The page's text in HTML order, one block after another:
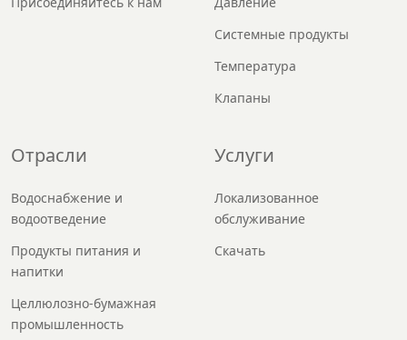
Системные продукты
Температура
Клапаны
Отрасли
Водоснабжение и
водоотведение
Продукты питания и
напитки
Целлюлозно-бумажная
промышленность
Услуги
Локализованное
обслуживание
Скачать